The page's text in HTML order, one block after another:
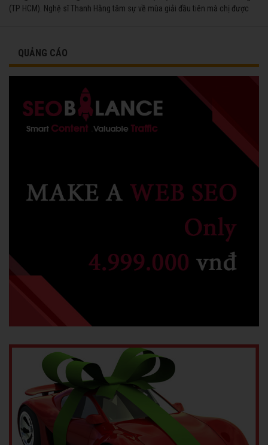
(TP HCM). Nghệ sĩ Thanh Hằng tâm sự về mùa giải đầu tiên mà chị được
QUẢNG CÁO